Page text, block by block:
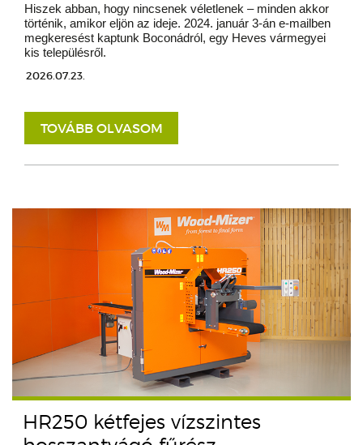
Hiszek abban, hogy nincsenek véletlenek – minden akkor
történik, amikor eljön az ideje. 2024. január 3-án e-mailben
megkeresést kaptunk Boconádról, egy Heves vármegyei
kis településről.
2026.07.23.
TOVÁBB OLVASOM
HR250 kétfejes vízszintes